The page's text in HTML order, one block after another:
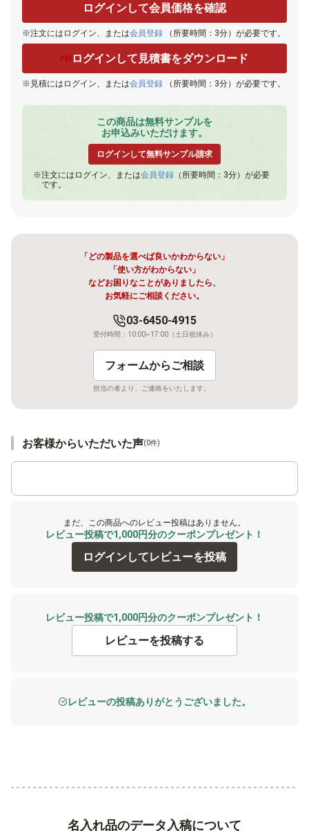
ログインして会員価格を確認
注文にはログイン、または会員登録 （所要時間：3分）が必要です。
ログインして見積書をダウンロード
見積にはログイン、または会員登録 （所要時間：3分）が必要です。
この商品は無料サンプルを
お申込みいただけます。
ログインして無料サンプル請求
注文にはログイン、または会員登録 （所要時間：3分）が必要
です。
「どの製品を選べば良いかわからない」
「使い方がわからない」
などお困りなことがありましたら、
お気軽にご相談ください。
03-6450-4915
受付時間：10:00~17:00（土日祝休み）
フォームからご相談
担当の者より、ご連絡をいたします。
お客様からいただいた声(0件)
まだ、この商品へのレビュー投稿はありません。
レビュー投稿で1,000円分のクーポンプレゼント！
ログインしてレビューを投稿
レビュー投稿で1,000円分のクーポンプレゼント！
レビューを投稿する
レビューの投稿ありがとうございました。
名入れ品のデータ入稿について